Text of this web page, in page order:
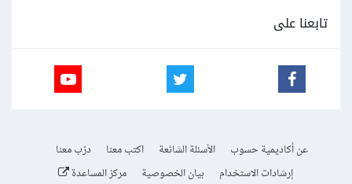
تابعنا على
عن أكاديمية حسوب الأسئلة الشائعة اكتب معنا
درّب معنا
إرشادات الاستخدام
بيان الخصوصية مركز المساعدة